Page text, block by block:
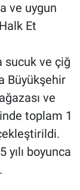
ve uygun
Et
sucuk ve çiğ
Büyükşehir
ve
toplam 1
yılı boyunca